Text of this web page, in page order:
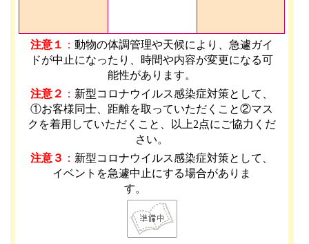
注意１ ：動物の体調管理や天候により、急遽ガイ
ドが中止になったり、時間や内容が変更になる可
能性があります。
注意２ ： 新型コロナウイルス感染症対策として、
①お客様同士、距離を取っていただくこと②マス
クを着用していただくこと、以上2点にご協力くだ
さい。
注意３ ： 新型コロナウイルス感染症対策として、
イベントを急遽中止にする場合がありま
す。